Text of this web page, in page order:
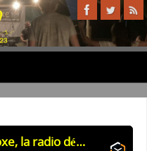
Equinoxe, la radio découverte